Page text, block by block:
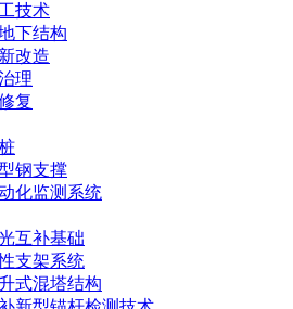
技术
下结构
改造
理
复
钢支撑
化监测系统
互补基础
支架系统
式混塔结构